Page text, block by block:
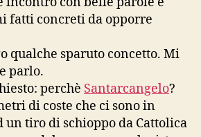
fatti concreti da opporre
qualche sparuto concetto. Mi
parlo.
perchè Santarcangelo?
di coste che ci sono in
tiro di schioppo da Cattolica